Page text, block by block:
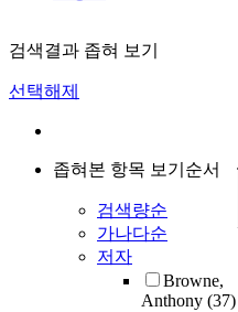
검색결과 좁혀 보기
선택해제
좁혀본 항목 보기순서
검색량순
가나다순
저자
Browne,
Anthony (37)